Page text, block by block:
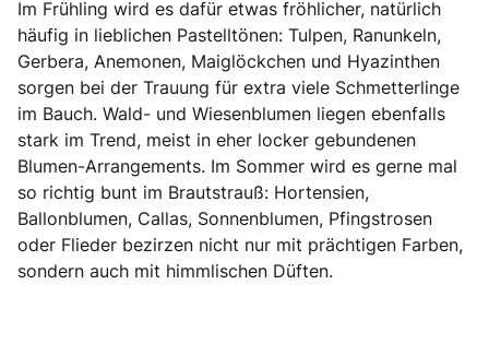
Im Frühling wird es dafür etwas fröhlicher, natürlich
häufig in lieblichen Pastelltönen: Tulpen, Ranunkeln,
Gerbera, Anemonen, Maiglöckchen und Hyazinthen
sorgen bei der Trauung für extra viele Schmetterlinge
im Bauch. Wald- und Wiesenblumen liegen ebenfalls
stark im Trend, meist in eher locker gebundenen
Blumen-Arrangements. Im Sommer wird es gerne mal
so richtig bunt im Brautstrauß: Hortensien,
Ballonblumen, Callas, Sonnenblumen, Pfingstrosen
oder Flieder bezirzen nicht nur mit prächtigen Farben,
sondern auch mit himmlischen Düften.